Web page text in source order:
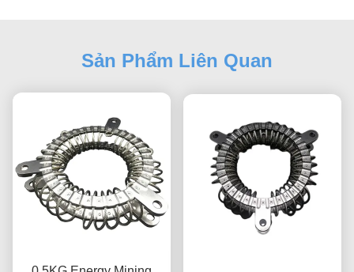
Sản Phẩm Liên Quan